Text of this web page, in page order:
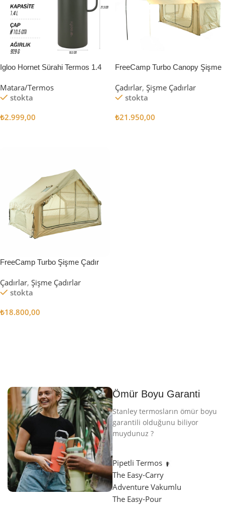
Igloo Hornet Sürahi Termos 1.4
Matara/Termos
stokta
₺2.999,00
FreeCamp Turbo Canopy Şişme
Çadırlar, Şişme Çadırlar
stokta
₺21.950,00
FreeCamp Turbo Şişme Çadır
Çadırlar, Şişme Çadırlar
stokta
₺18.800,00
Ömür Boyu Garanti
Stanley termosların ömür boyu
garantili olduğunu biliyor
muydunuz ?
Pipetli Termos
The Easy-Carry
Adventure Vakumlu
The Easy-Pour